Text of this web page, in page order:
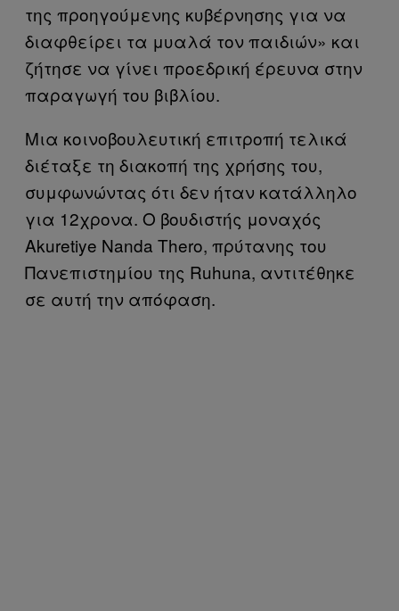
της προηγούμενης κυβέρνησης για να
διαφθείρει τα μυαλά τον παιδιών» και
ζήτησε να γίνει προεδρική έρευνα στην
παραγωγή του βιβλίου.
Μια κοινοβουλευτική επιτροπή τελικά
διέταξε τη διακοπή της χρήσης του,
συμφωνώντας ότι δεν ήταν κατάλληλο
για 12χρονα. Ο βουδιστής μοναχός
Akuretiye Nanda Thero, πρύτανης του
Πανεπιστημίου της Ruhuna, αντιτέθηκε
σε αυτή την απόφαση.